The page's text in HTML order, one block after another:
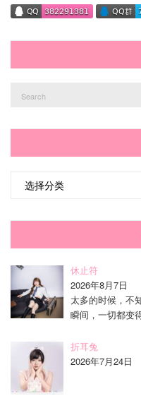
休止符
2026年8月7日
太多的时候，不
瞬间，一切都变
折耳兔
2026年7月24日